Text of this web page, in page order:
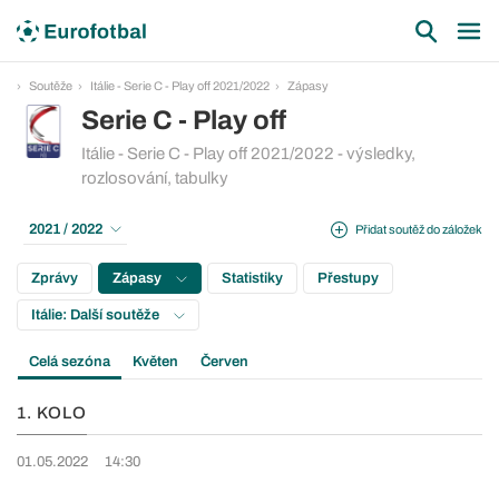
Soutěže Itálie - Serie C - Play off 2021/2022 Zápasy
Serie C - Play off
Itálie - Serie C - Play off 2021/2022 - výsledky,
rozlosování, tabulky
Přidat soutěž do záložek
2021 / 2022
Zprávy Zápasy Statistiky Přestupy
Itálie: Další soutěže
Celá sezóna Květen Červen
1. KOLO
01.05.2022 14:30